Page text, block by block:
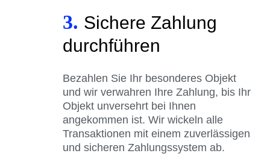
3. Sichere Zahlung
durchführen
Bezahlen Sie Ihr besonderes Objekt
und wir verwahren Ihre Zahlung, bis Ihr
Objekt unversehrt bei Ihnen
angekommen ist. Wir wickeln alle
Transaktionen mit einem zuverlässigen
und sicheren Zahlungssystem ab.